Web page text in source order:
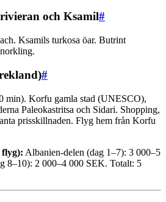
och Ksamil#
Ksamils turkosa öar. Butrint
#
min). Korfu gamla stad (UNESCO),
Paleokastritsa och Sidari. Shopping,
prisskillnaden. Flyg hem från Korfu
flyg): Albanien-delen (dag 1–7): 3 000–5
8–10): 2 000–4 000 SEK. Totalt: 5